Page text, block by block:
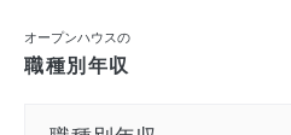
オープンハウスの
職種別年収